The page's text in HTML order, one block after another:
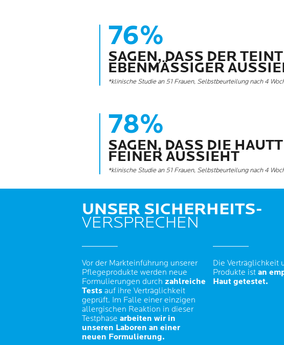
76%
SAGEN, DASS DER TEINT
EBENMÄSSIGER
*klinische Studie an 51 Frauen, Selbstbeurteilung nach 4
78%
SAGEN, DASS DIE
FEINER AUSSIEHT
*klinische Studie an 51 Frauen, Selbstbeurteilung nach 4
UNSER SICHERHEITS-
VERSPRECHEN
Vor der Markteinführung unserer
Pflegeprodukte werden neue
Formulierungen durch zahlreiche
Tests auf ihre Verträglichkeit
geprüft. Im Falle einer einzigen
allergischen Reaktion in dieser
Testphase arbeiten wir in
unseren Laboren an einer
neuen Formulierung.
Die Verträglichkeit
Produkte ist an
Haut getestet.